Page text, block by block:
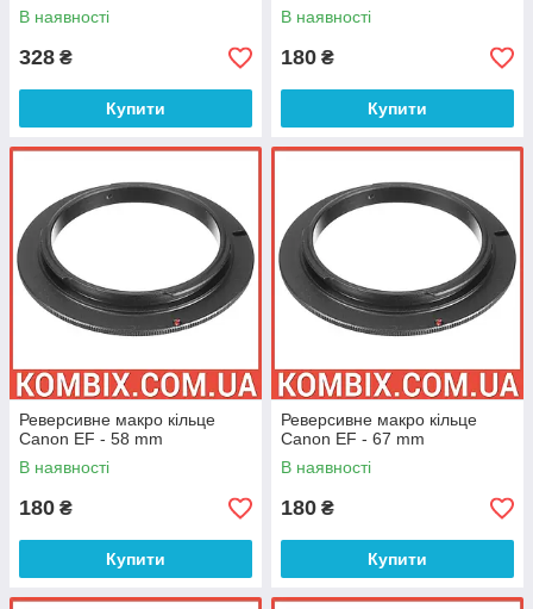
В наявності
328 ₴
Купити
В наявності
180 ₴
Купити
Реверсивне макро кільце
Canon EF - 58 mm
В наявності
180 ₴
Купити
Реверсивне макро кільце
Canon EF - 67 mm
В наявності
180 ₴
Купити